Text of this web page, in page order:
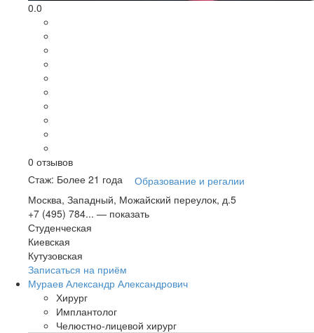
0.0
0 отзывов
Стаж: Более 21 года
Образование и регалии
Москва, Западный, Можайский переулок, д.5
+7 (495) 784... — показать
Студенческая
Киевская
Кутузовская
Записаться на приём
Мураев Александр Александрович
Хирург
Имплантолог
Челюстно-лицевой хирург